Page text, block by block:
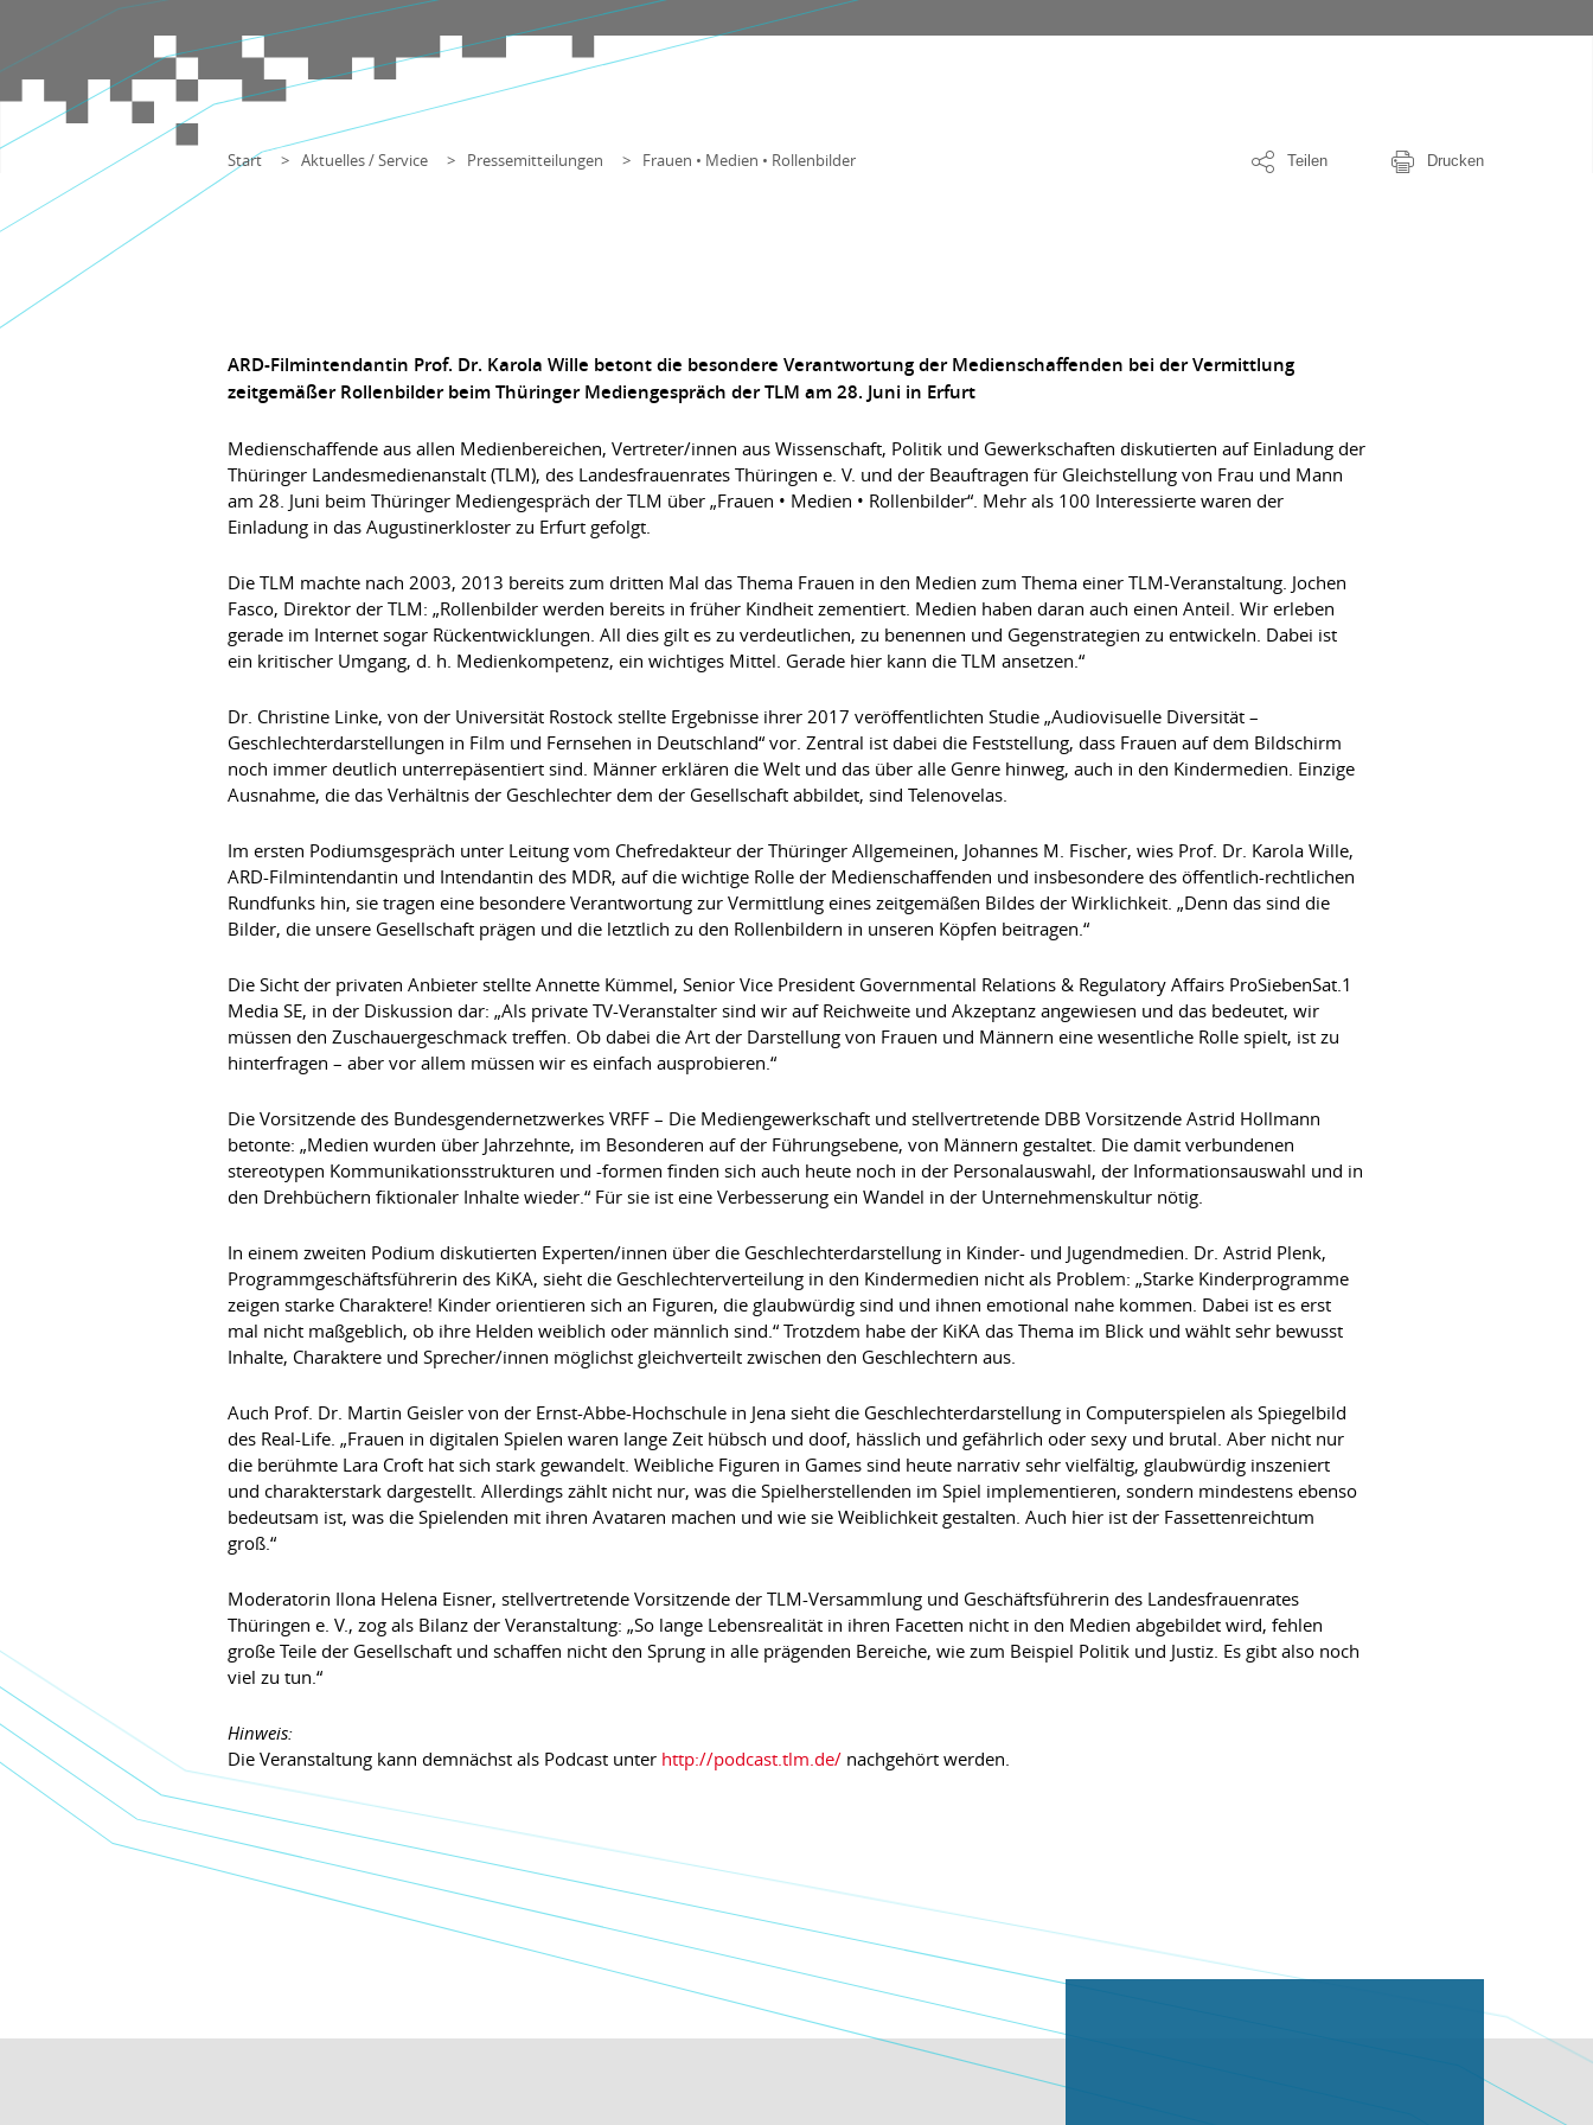
Start Aktuelles / Service Pressemitteilungen Frauen • Medien • Rollenbilder Teilen Drucken
ARD-Filmintendantin Prof. Dr. Karola Wille betont die besondere Verantwortung der Medienschaffenden bei der Vermittlung
zeitgemäßer Rollenbilder beim Thüringer Mediengespräch der TLM am 28. Juni in Erfurt
Medienschaffende aus allen Medienbereichen, Vertreter/innen aus Wissenschaft, Politik und Gewerkschaften diskutierten auf Einladung der
Thüringer Landesmedienanstalt (TLM), des Landesfrauenrates Thüringen e. V. und der Beauftragen für Gleichstellung von Frau und Mann
am 28. Juni beim Thüringer Mediengespräch der TLM über „Frauen • Medien • Rollenbilder“. Mehr als 100 Interessierte waren der
Einladung in das Augustinerkloster zu Erfurt gefolgt.
Die TLM machte nach 2003, 2013 bereits zum dritten Mal das Thema Frauen in den Medien zum Thema einer TLM-Veranstaltung. Jochen
Fasco, Direktor der TLM: „Rollenbilder werden bereits in früher Kindheit zementiert. Medien haben daran auch einen Anteil. Wir erleben
gerade im Internet sogar Rückentwicklungen. All dies gilt es zu verdeutlichen, zu benennen und Gegenstrategien zu entwickeln. Dabei ist
ein kritischer Umgang, d. h. Medienkompetenz, ein wichtiges Mittel. Gerade hier kann die TLM ansetzen.“
Dr. Christine Linke, von der Universität Rostock stellte Ergebnisse ihrer 2017 veröffentlichten Studie „Audiovisuelle Diversität –
Geschlechterdarstellungen in Film und Fernsehen in Deutschland“ vor. Zentral ist dabei die Feststellung, dass Frauen auf dem Bildschirm
noch immer deutlich unterrepäsentiert sind. Männer erklären die Welt und das über alle Genre hinweg, auch in den Kindermedien. Einzige
Ausnahme, die das Verhältnis der Geschlechter dem der Gesellschaft abbildet, sind Telenovelas.
Im ersten Podiumsgespräch unter Leitung vom Chefredakteur der Thüringer Allgemeinen, Johannes M. Fischer, wies Prof. Dr. Karola Wille,
ARD-Filmintendantin und Intendantin des MDR, auf die wichtige Rolle der Medienschaffenden und insbesondere des öffentlich-rechtlichen
Rundfunks hin, sie tragen eine besondere Verantwortung zur Vermittlung eines zeitgemäßen Bildes der Wirklichkeit. „Denn das sind die
Bilder, die unsere Gesellschaft prägen und die letztlich zu den Rollenbildern in unseren Köpfen beitragen.“
Die Sicht der privaten Anbieter stellte Annette Kümmel, Senior Vice President Governmental Relations & Regulatory Affairs ProSiebenSat.1
Media SE, in der Diskussion dar: „Als private TV-Veranstalter sind wir auf Reichweite und Akzeptanz angewiesen und das bedeutet, wir
müssen den Zuschauergeschmack treffen. Ob dabei die Art der Darstellung von Frauen und Männern eine wesentliche Rolle spielt, ist zu
hinterfragen – aber vor allem müssen wir es einfach ausprobieren.“
Die Vorsitzende des Bundesgendernetzwerkes VRFF – Die Mediengewerkschaft und stellvertretende DBB Vorsitzende Astrid Hollmann
betonte: „Medien wurden über Jahrzehnte, im Besonderen auf der Führungsebene, von Männern gestaltet. Die damit verbundenen
stereotypen Kommunikationsstrukturen und -formen finden sich auch heute noch in der Personalauswahl, der Informationsauswahl und in
den Drehbüchern fiktionaler Inhalte wieder.“ Für sie ist eine Verbesserung ein Wandel in der Unternehmenskultur nötig.
In einem zweiten Podium diskutierten Experten/innen über die Geschlechterdarstellung in Kinder- und Jugendmedien. Dr. Astrid Plenk,
Programmgeschäftsführerin des KiKA, sieht die Geschlechterverteilung in den Kindermedien nicht als Problem: „Starke Kinderprogramme
zeigen starke Charaktere! Kinder orientieren sich an Figuren, die glaubwürdig sind und ihnen emotional nahe kommen. Dabei ist es erst
mal nicht maßgeblich, ob ihre Helden weiblich oder männlich sind.“ Trotzdem habe der KiKA das Thema im Blick und wählt sehr bewusst
Inhalte, Charaktere und Sprecher/innen möglichst gleichverteilt zwischen den Geschlechtern aus.
Auch Prof. Dr. Martin Geisler von der Ernst-Abbe-Hochschule in Jena sieht die Geschlechterdarstellung in Computerspielen als Spiegelbild
des Real-Life. „Frauen in digitalen Spielen waren lange Zeit hübsch und doof, hässlich und gefährlich oder sexy und brutal. Aber nicht nur
die berühmte Lara Croft hat sich stark gewandelt. Weibliche Figuren in Games sind heute narrativ sehr vielfältig, glaubwürdig inszeniert
und charakterstark dargestellt. Allerdings zählt nicht nur, was die Spielherstellenden im Spiel implementieren, sondern mindestens ebenso
bedeutsam ist, was die Spielenden mit ihren Avataren machen und wie sie Weiblichkeit gestalten. Auch hier ist der Fassettenreichtum
groß.“
Moderatorin Ilona Helena Eisner, stellvertretende Vorsitzende der TLM-Versammlung und Geschäftsführerin des Landesfrauenrates
Thüringen e. V., zog als Bilanz der Veranstaltung: „So lange Lebensrealität in ihren Facetten nicht in den Medien abgebildet wird, fehlen
große Teile der Gesellschaft und schaffen nicht den Sprung in alle prägenden Bereiche, wie zum Beispiel Politik und Justiz. Es gibt also noch
viel zu tun.“
Hinweis:
Die Veranstaltung kann demnächst als Podcast unter http://podcast.tlm.de/ nachgehört werden.